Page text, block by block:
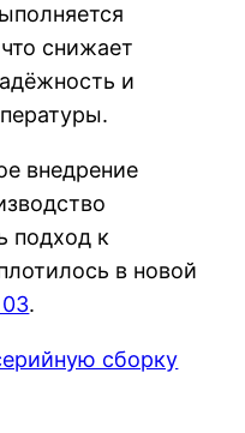
снижает
и
внедрение
подход к
в новой
.
сборку